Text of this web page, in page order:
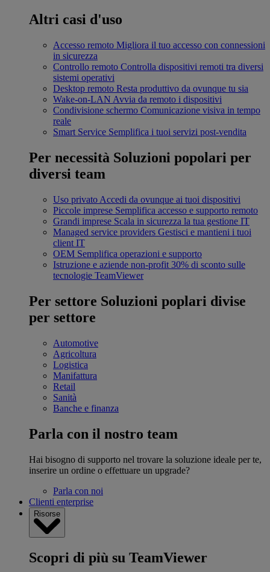
Altri casi d'uso
Accesso remoto Migliora il tuo accesso con connessioni
in sicurezza
Controllo remoto Controlla dispositivi remoti tra diversi
sistemi operativi
Desktop remoto Resta produttivo da ovunque tu sia
Wake-on-LAN Avvia da remoto i dispositivi
Condivisione schermo Comunicazione visiva in tempo
reale
Smart Service Semplifica i tuoi servizi post-vendita
Per necessità Soluzioni popolari per
diversi team
Uso privato Accedi da ovunque ai tuoi dispositivi
Piccole imprese Semplifica accesso e supporto remoto
Grandi imprese Scala in sicurezza la tua gestione IT
Managed service providers Gestisci e mantieni i tuoi
client IT
OEM Semplifica operazioni e supporto
Istruzione e aziende non-profit 30% di sconto sulle
tecnologie TeamViewer
Per settore Soluzioni poplari divise
per settore
Automotive
Agricoltura
Logistica
Manifattura
Retail
Sanità
Banche e finanza
Parla con il nostro team
Hai bisogno di supporto nel trovare la soluzione ideale per te,
inserire un ordine o effettuare un upgrade?
Parla con noi
Clienti enterprise
Risorse
Scopri di più su TeamViewer